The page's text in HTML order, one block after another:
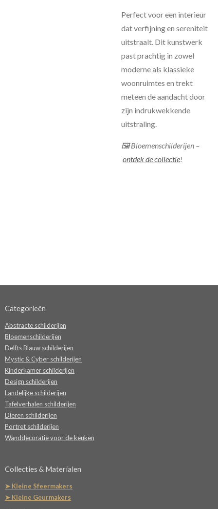
Perfect voor een interieur
dat verfijning en sereniteit
uitstraalt. Dit kunstwerk
past prachtig in zowel
moderne als klassieke
woonruimtes en trekt
meteen de aandacht door
zijn indrukwekkende
uitstraling.
🖼 Bloemenschilderijen –
ontdek de collectie!
Categorieën
Abstracte schilderijen
Bloemenschilderijen
Delfts Blauw schilderijen
Mystic & Cyber schilderijen
Kinderkamer schilderijen
Design schilderijen
Landelijke schilderijen
Tafelverhalen schilderijen
Dieren schilderijen
Portret schilderijen
Wanddecoratie voor de keuken
Collecties & Materialen
➤ Kleine Sfeermakers
➤ Kleine Geurmakers